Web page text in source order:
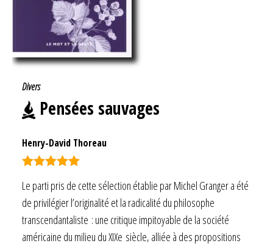
Divers
Pensées sauvages
Henry-David Thoreau
sur 5
Le parti pris de cette sélection établie par Michel Granger a été
de privilégier l’originalité et la radicalité du philosophe
transcendantaliste : une critique impitoyable de la société
américaine du milieu du XIXe siècle, alliée à des propositions